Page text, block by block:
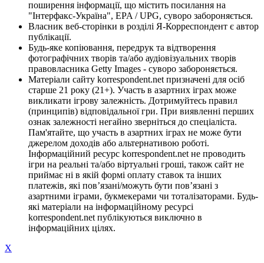
поширення інформації, що містить посилання на
"Інтерфакс-Україна", EPA / UPG, суворо забороняється.
Власник веб-сторінки в розділі Я-Корреспондент є автор
публікації.
Будь-яке копіювання, передрук та відтворення
фотографічних творів та/або аудіовізуальних творів
правовласника Getty Images - суворо забороняється.
Матеріали сайту korrespondent.net призначені для осіб
старше 21 року (21+). Участь в азартних іграх може
викликати ігрову залежність. Дотримуйтесь правил
(принципів) відповідальної гри. При виявленні перших
ознак залежності негайно зверніться до спеціаліста.
Пам'ятайте, що участь в азартних іграх не може бути
джерелом доходів або альтернативою роботі.
Інформаційний ресурс korrespondent.net не проводить
ігри на реальні та/або віртуальні гроші, також сайт не
приймає ні в якій формі оплату ставок та інших
платежів, які пов’язані/можуть бути пов’язані з
азартними іграми, букмекерами чи тоталізаторами. Будь-
які матеріали на інформаційному ресурсі
korrespondent.net публікуються виключно в
інформаційних цілях.
X